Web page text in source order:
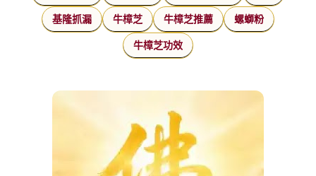
基隆抓漏 牛樟芝 牛樟芝推薦 螺螄粉
牛樟芝功效